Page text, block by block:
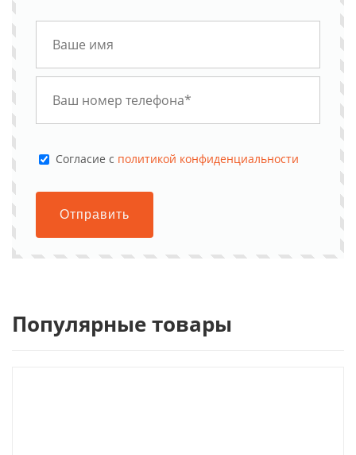
Cогласие с политикой конфиденциальности
Отправить
Популярные товары